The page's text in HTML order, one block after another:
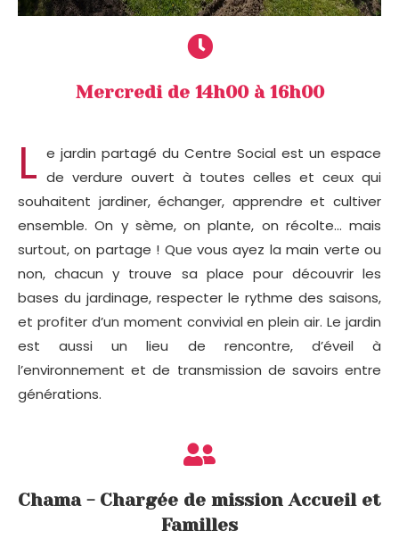
Mercredi de 14h00 à 16h00
L e jardin partagé du Centre Social est un espace
de verdure ouvert à toutes celles et ceux qui
souhaitent jardiner, échanger, apprendre et cultiver
ensemble. On y sème, on plante, on récolte… mais
surtout, on partage ! Que vous ayez la main verte ou
non, chacun y trouve sa place pour découvrir les
bases du jardinage, respecter le rythme des saisons,
et profiter d’un moment convivial en plein air. Le jardin
est aussi un lieu de rencontre, d’éveil à
l’environnement et de transmission de savoirs entre
générations.
Chama - Chargée de mission Accueil et
Familles